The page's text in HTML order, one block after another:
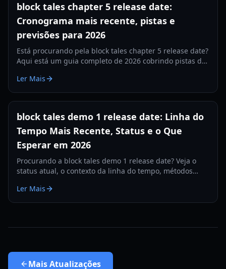
block tales chapter 5 release date:
Cronograma mais recente, pistas e
previsões para 2026
Está procurando pela block tales chapter 5 release date?
Aqui está um guia completo de 2026 cobrindo pistas de
espera.
Ler Mais
block tales demo 1 release date: Linha do
Tempo Mais Recente, Status e o Que
Esperar em 2026
Procurando a block tales demo 1 release date? Veja o
status atual, o contexto da linha do tempo, métodos
atualização para observar em 2026.
Ler Mais
MaisAtualizações